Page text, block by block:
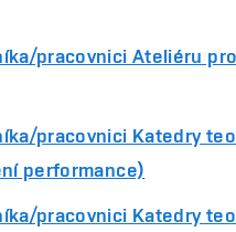
pracovnici Ateliéru
pracovnici Katedry
performance)
pracovnici Katedry